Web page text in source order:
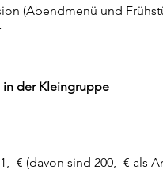
(Abendmenü und
in der Kleingruppe
€ (davon sind 200,- € als